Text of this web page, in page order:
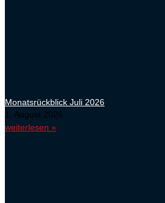
Monatsrückblick Juli 2026
1. August 2026
weiterlesen »